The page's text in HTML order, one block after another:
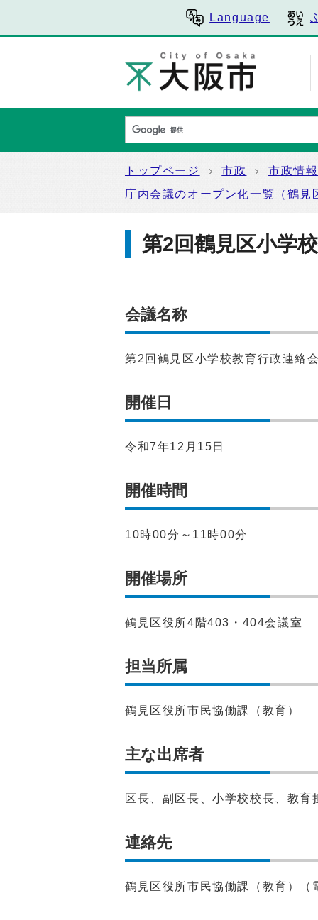
Language
トップページ 市政
市政情
庁内会議のオープン化一覧（鶴見
第2回鶴見区小学
会議名称
第2回鶴見区小学校教育行政連絡
開催日
令和7年12月15日
開催時間
10時00分～11時00分
開催場所
鶴見区役所4階403・404会議室
担当所属
鶴見区役所市民協働課（教育）
主な出席者
区長、副区長、小学校校長、教育
連絡先
鶴見区役所市民協働課（教育）